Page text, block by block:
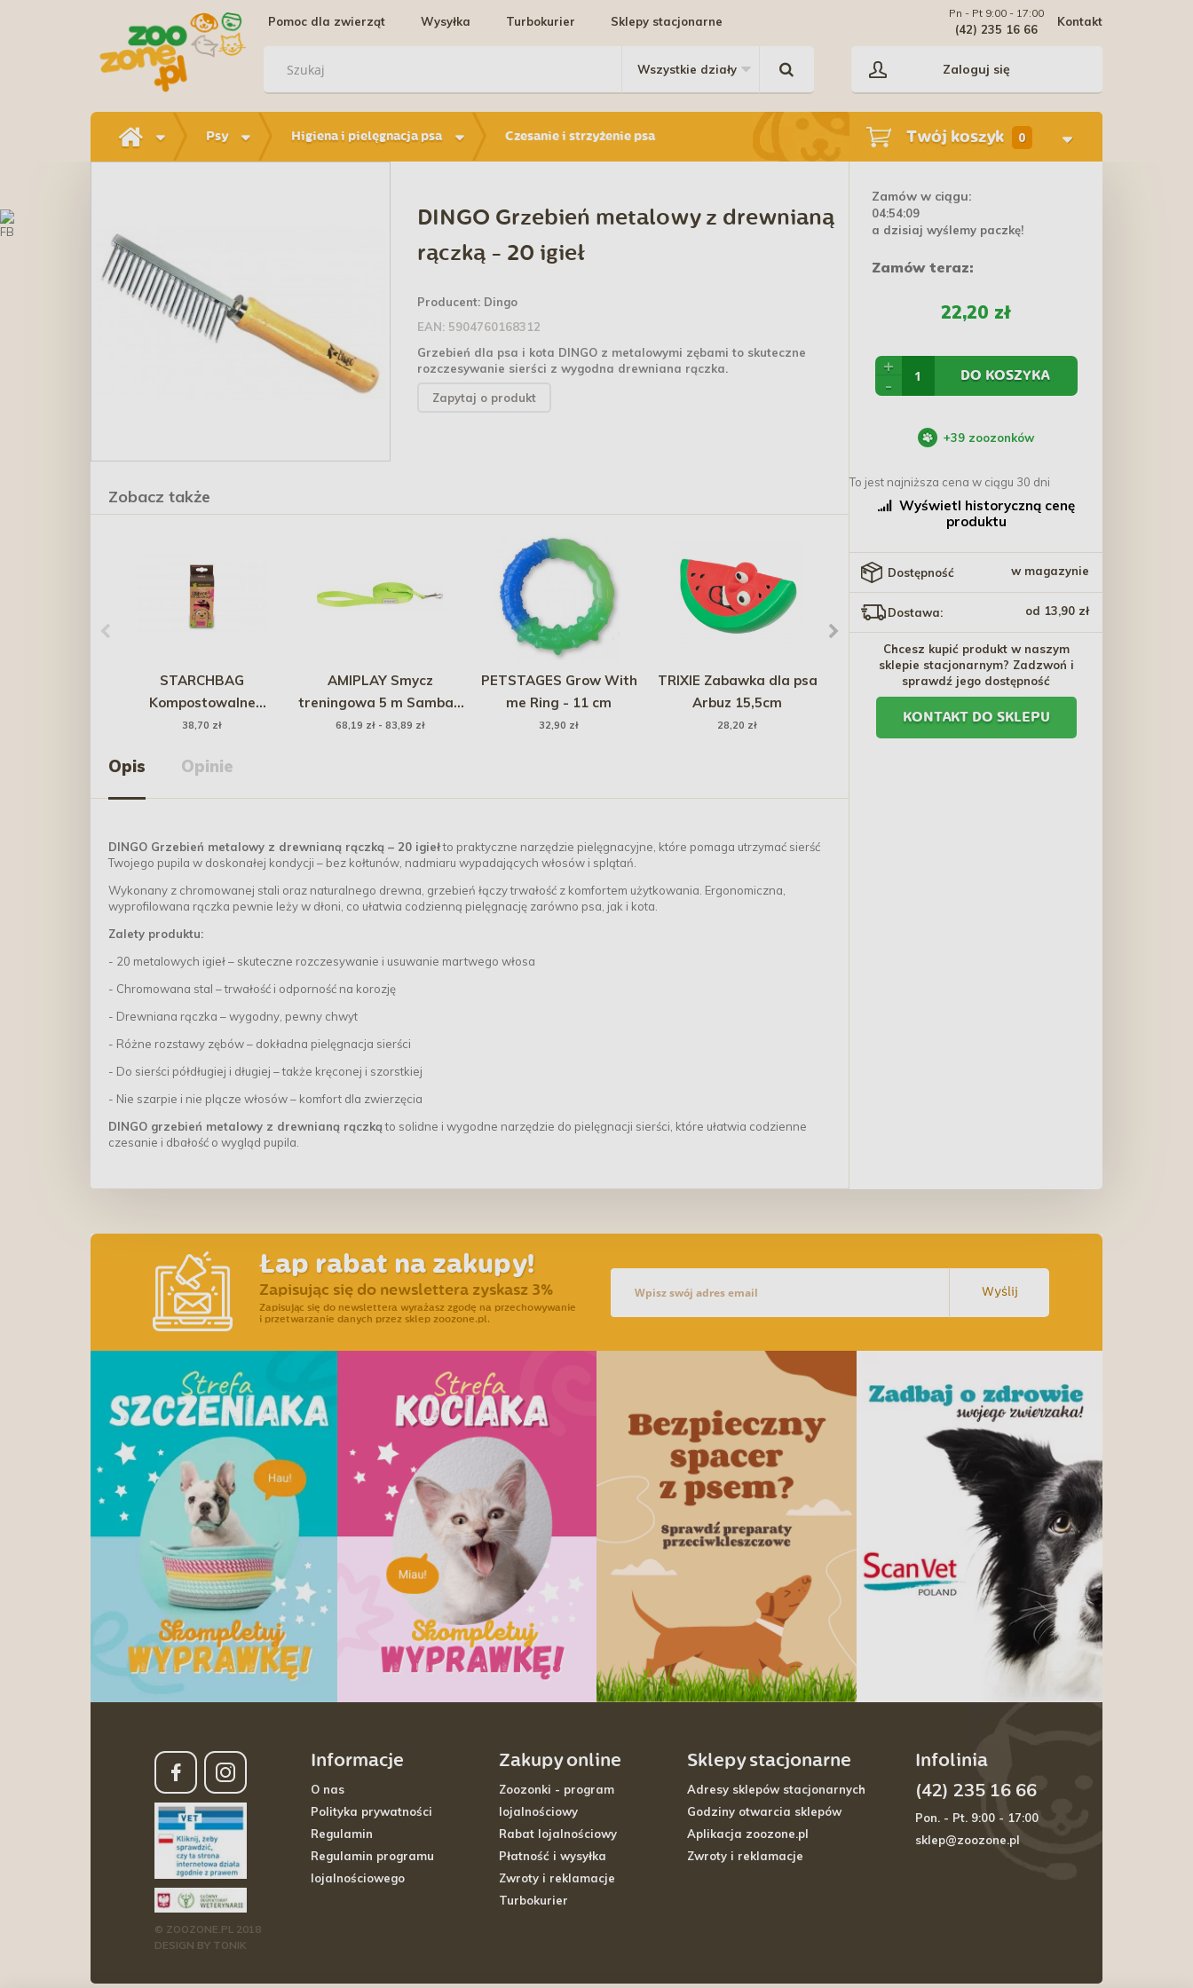
Pomoc dla zwierząt Wysyłka Turbokurier Sklepy stacjonarne Kontakt
Pn - Pt 9:00 - 17:00
(42) 235 16 66
Zaloguj się
Psy Higiena i pielęgnacja psa Czesanie i strzyżenie psa Twój koszyk 0
DINGO Grzebień metalowy z drewnianą
rączką - 20 igieł
Producent: Dingo
EAN: 5904760168312
Grzebień dla psa i kota DINGO z metalowymi zębami to skuteczne
rozczesywanie sierści z wygodna drewniana rączka.
Zapytaj o produkt
Zobacz także
STARCHBAG
Kompostowalne
BIOworki na odchody (8
38,70 zł
AMIPLAY Smycz
treningowa 5 m Samba -
Zielony
68,19 zł - 83,89 zł
PETSTAGES Grow With
me Ring - 11 cm
32,90 zł
TRIXIE Zabawka dla psa
Arbuz 15,5cm
28,20 zł
TRIXIE Przysmaki 4x100g
0,00 zł
ANIMONDA GranCarno
Adult królik w ziołach
18,40 zł - 399,60 zł
Opis Opinie
DINGO Grzebień metalowy z drewnianą rączką – 20 igiełto praktyczne narzędzie pielęgnacyjne, które pomaga utrzymać sierść
Twojego pupila w doskonałej kondycji – bez kołtunów, nadmiaru wypadających włosów i splątań.
Wykonany z chromowanej stali oraz naturalnego drewna, grzebień łączy trwałość z komfortem użytkowania. Ergonomiczna,
wyprofilowana rączka pewnie leży w dłoni, co ułatwia codzienną pielęgnację zarówno psa, jak i kota.
Zalety produktu:
- 20 metalowych igieł – skuteczne rozczesywanie i usuwanie martwego włosa
- Chromowana stal – trwałość i odporność na korozję
- Drewniana rączka – wygodny, pewny chwyt
- Różne rozstawy zębów – dokładna pielęgnacja sierści
- Do sierści półdługiej i długiej – także kręconej i szorstkiej
- Nie szarpie i nie plącze włosów – komfort dla zwierzęcia
DINGO grzebień metalowy z drewnianą rączkąto solidne i wygodne narzędzie do pielęgnacji sierści, które ułatwia codzienne
czesanie i dbałość o wygląd pupila.
Zamów w ciągu:
04:54:08
a dzisiaj wyślemy paczkę!
Zamów teraz:
22,20 zł
+
-
DO KOSZYKA
+39 zoozonków
To jest najniższa cena w ciągu 30 dni
Wyświetl historyczną cenę
produktu
Dostępność w magazynie
Dostawa: od 13,90 zł
Chcesz kupić produkt w naszym
sklepie stacjonarnym? Zadzwoń i
sprawdź jego dostępność
KONTAKT DO SKLEPU
Łap rabat na zakupy!
Zapisując się do newslettera zyskasz 3%
Zapisując się do newslettera wyrażasz zgodę na przechowywanie
i przetwarzanie danych przez sklep zoozone.pl.
Wyślij
© ZOOZONE.PL 2018
DESIGN BY TONIK
Informacje
O nas
Polityka prywatności
Regulamin
Regulamin programu
lojalnościowego
Zakupy online
Zoozonki - program
lojalnościowy
Rabat lojalnościowy
Płatność i wysyłka
Zwroty i reklamacje
Turbokurier
Sklepy stacjonarne
Adresy sklepów stacjonarnych
Godziny otwarcia sklepów
Aplikacja zoozone.pl
Zwroty i reklamacje
Infolinia
(42) 235 16 66
Pon. - Pt. 9:00 - 17:00
sklep@zoozone.pl